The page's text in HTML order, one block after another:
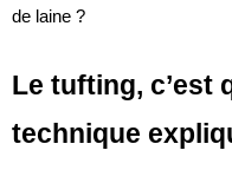
de laine ?
Le tufting, c’est
technique